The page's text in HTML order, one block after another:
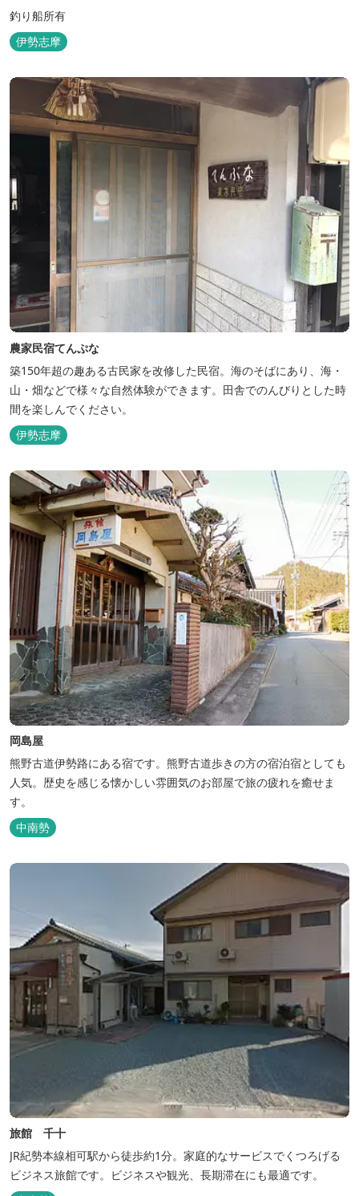
釣り船所有
伊勢志摩
農家民宿てんぷな
築150年超の趣ある古民家を改修した民宿。海のそばにあり、海・
山・畑などで様々な自然体験ができます。田舎でのんびりとした時
間を楽しんでください。
伊勢志摩
岡島屋
熊野古道伊勢路にある宿です。熊野古道歩きの方の宿泊宿としても
人気。歴史を感じる懐かしい雰囲気のお部屋で旅の疲れを癒せま
す。
中南勢
旅館 千十
JR紀勢本線相可駅から徒歩約1分。家庭的なサービスでくつろげる
ビジネス旅館です。ビジネスや観光、長期滞在にも最適です。